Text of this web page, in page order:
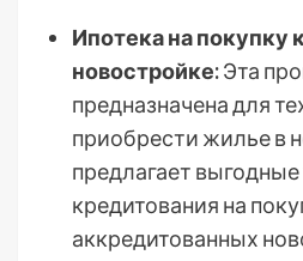
Ипотека на покупку
новостройке:Эта
предназначена для
приобрести жилье в
предлагает
кредитования на
аккредитованных